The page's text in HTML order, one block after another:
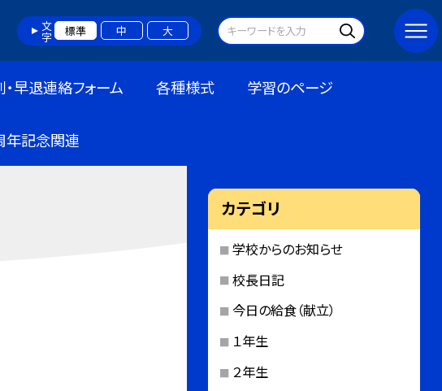
文字 標準 中 大
・早退連絡フォーム 各種様式 学習のページ
年記念関連
カテゴリ
学校からのお知らせ
校長日記
今日の給食（献立）
１年生
２年生